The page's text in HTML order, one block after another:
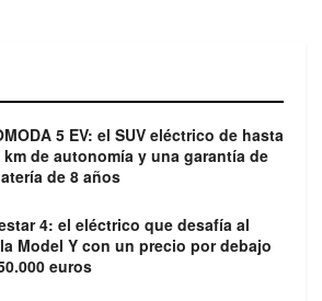
5 EV: el SUV eléctrico de hasta
km de autonomía y una garantía de
de 8 años
4: el eléctrico que desafía al
Model Y con un precio por debajo
euros